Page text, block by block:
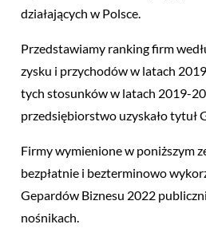
działających w Polsce.
Przedstawiamy ranking firm
zysku i przychodów w latach
tych stosunków w latach 2019-
przedsiębiorstwo uzyskało tytuł
Firmy wymienione w poniższym
bezpłatnie i bezterminowo
Gepardów Biznesu 2022
nośnikach.